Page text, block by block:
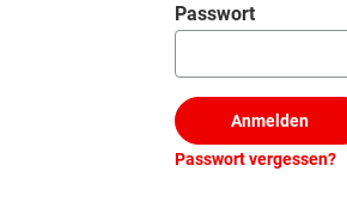
Passwort
Anmelden
Passwort vergessen?